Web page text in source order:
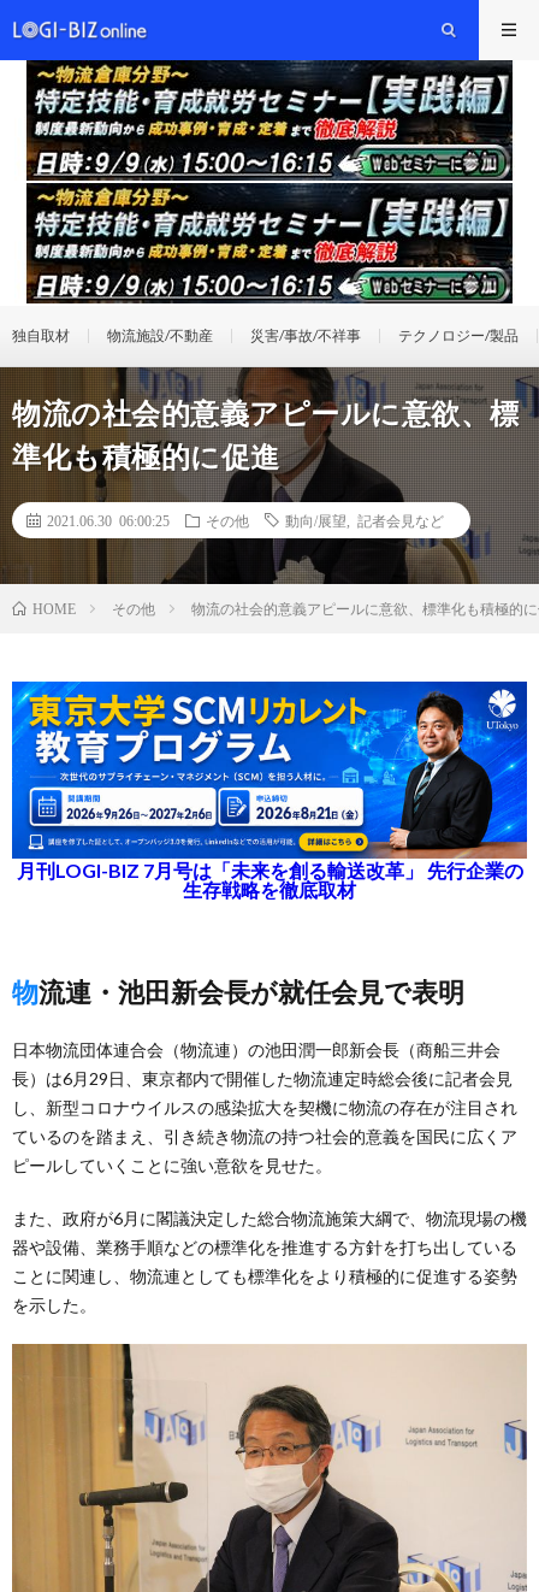
独自取材 物流施設/不動産 災害/事故/不祥事 テクノロジー/製品
物流の社会的意義アピールに意欲、標
準化も積極的に促進
2021.06.30 06:00:25 その他 動向/展望 記者会見など
HOME その他 物流の社会的意義アピールに意欲、標準化も積極的
月刊LOGI-BIZ 7月号は「未来を創る輸送改革」 先行企業の
生存戦略を徹底取材
物流連・池田新会長が就任会見で表明
日本物流団体連合会（物流連）の池田潤一郎新会長（商船三井会
長）は6月29日、東京都内で開催した物流連定時総会後に記者会見
し、新型コロナウイルスの感染拡大を契機に物流の存在が注目され
ているのを踏まえ、引き続き物流の持つ社会的意義を国民に広くア
ピールしていくことに強い意欲を見せた。
また、政府が6月に閣議決定した総合物流施策大綱で、物流現場の機
器や設備、業務手順などの標準化を推進する方針を打ち出している
ことに関連し、物流連としても標準化をより積極的に促進する姿勢
を示した。